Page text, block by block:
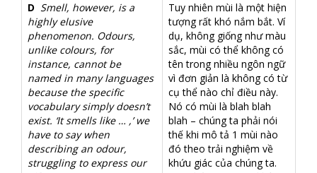
D Smell, however, is a
highly elusive
phenomenon. Odours,
unlike colours, for
instance, cannot be
named in many languages
because the specific
vocabulary simply doesn’t
exist. ‘It smells like … ,’ we
have to say when
describing an odour,
struggling to express our
Tuy nhiên mùi là một hiện
tượng rất khó nắm bắt. Ví
dụ, không giống như màu
sắc, mùi có thể không có
tên trong nhiều ngôn ngữ
vì đơn giản là không có từ
cụ thể nào chỉ điều này.
Nó có mùi là blah blah
blah – chúng ta phải nói
thế khi mô tả 1 mùi nào
đó theo trải nghiệm về
khứu giác của chúng ta.